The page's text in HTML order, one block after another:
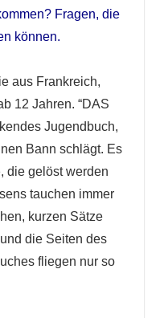
Fragen, die
können.
aus Frankreich,
12 Jahren. “DAS
Jugendbuch,
Bann schlägt. Es
die gelöst werden
tauchen immer
kurzen Sätze
die Seiten des
fliegen nur so